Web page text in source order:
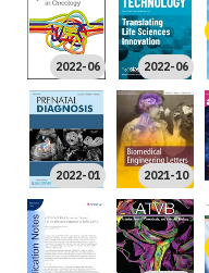
2022-06 2022-06
2022-01 2021-10